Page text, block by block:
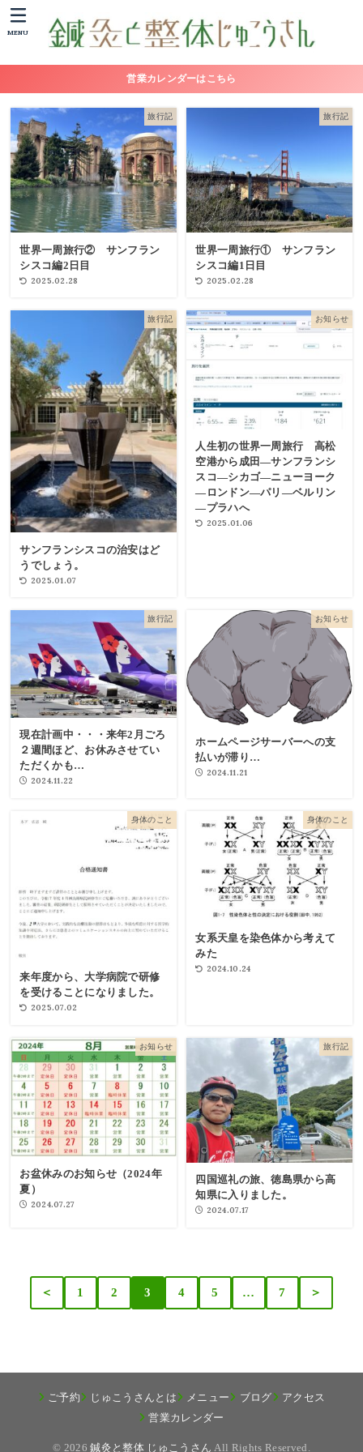
MENU
営業カレンダーはこちら
旅行記
世界一周旅行② サンフラン
シスコ編2日目
2025.02.28
旅行記
世界一周旅行① サンフラン
シスコ編1日目
2025.02.28
旅行記
サンフランシスコの治安はど
うでしょう。
2025.01.07
お知らせ
人生初の世界一周旅行 高松
空港から成田―サンフランシ
スコ―シカゴ―ニューヨーク
―ロンドン―パリ―ベルリン
―プラハへ
2025.01.06
旅行記
現在計画中・・・来年2月ごろ
２週間ほど、お休みさせてい
ただくかも…
2024.11.22
お知らせ
ホームページサーバーへの支
払いが滞り…
2024.11.21
身体のこと
来年度から、大学病院で研修
を受けることになりました。
2025.07.02
身体のこと
女系天皇を染色体から考えて
みた
2024.10.24
お知らせ
お盆休みのお知らせ（2024年
夏）
2024.07.27
旅行記
四国巡礼の旅、徳島県から高
知県に入りました。
2024.07.17
＜ 1 2 3 4 5 … 7 ＞
ご予約 じゅこうさんとは メニュー ブログ
アクセス
営業カレンダー
© 2026鍼灸と整体 じゅこうさん All Rights Reserved.